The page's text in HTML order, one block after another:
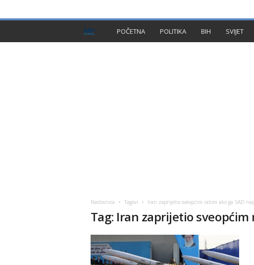
POČETNA POLITIKA BIH SVIJET
Naslovnica Tagovi Iran zaprijetio sveopćim ratom ako ga SAD
Tag: Iran zaprijetio sveopćim